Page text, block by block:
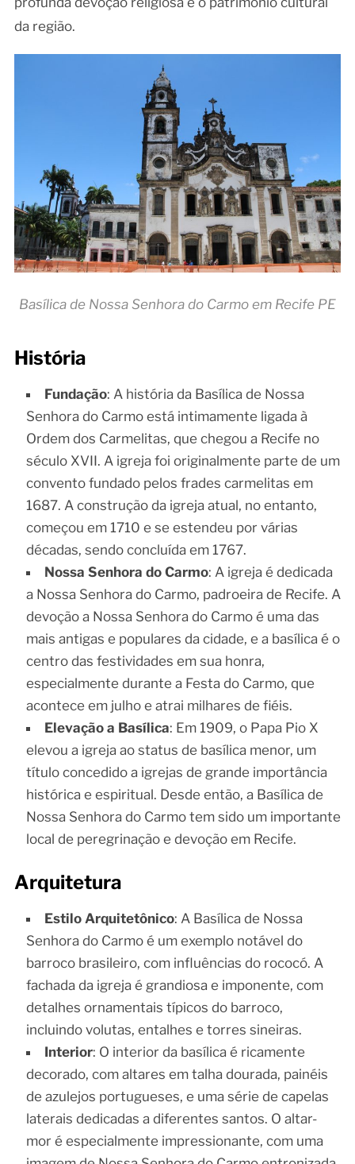
da região.
Basílica de Nossa Senhora do Carmo em Recife PE
História
Fundação: A história da Basílica de Nossa
Senhora do Carmo está intimamente ligada à
Ordem dos Carmelitas, que chegou a Recife no
século XVII. A igreja foi originalmente parte de um
convento fundado pelos frades carmelitas em
1687. A construção da igreja atual, no entanto,
começou em 1710 e se estendeu por várias
décadas, sendo concluída em 1767.
Nossa Senhora do Carmo: A igreja é dedicada
a Nossa Senhora do Carmo, padroeira de Recife. A
devoção a Nossa Senhora do Carmo é uma das
mais antigas e populares da cidade, e a basílica é o
centro das festividades em sua honra,
especialmente durante a Festa do Carmo, que
acontece em julho e atrai milhares de fiéis.
Elevação a Basílica: Em 1909, o Papa Pio X
elevou a igreja ao status de basílica menor, um
título concedido a igrejas de grande importância
histórica e espiritual. Desde então, a Basílica de
Nossa Senhora do Carmo tem sido um importante
local de peregrinação e devoção em Recife.
Arquitetura
Estilo Arquitetônico: A Basílica de Nossa
Senhora do Carmo é um exemplo notável do
barroco brasileiro, com influências do rococó. A
fachada da igreja é grandiosa e imponente, com
detalhes ornamentais típicos do barroco,
incluindo volutas, entalhes e torres sineiras.
Interior: O interior da basílica é ricamente
decorado, com altares em talha dourada, painéis
de azulejos portugueses, e uma série de capelas
laterais dedicadas a diferentes santos. O altar-
mor é especialmente impressionante, com uma